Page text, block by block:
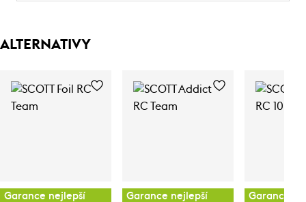
ALTERNATIVY
Garance nejlepší
Garance nejlepší
Garance